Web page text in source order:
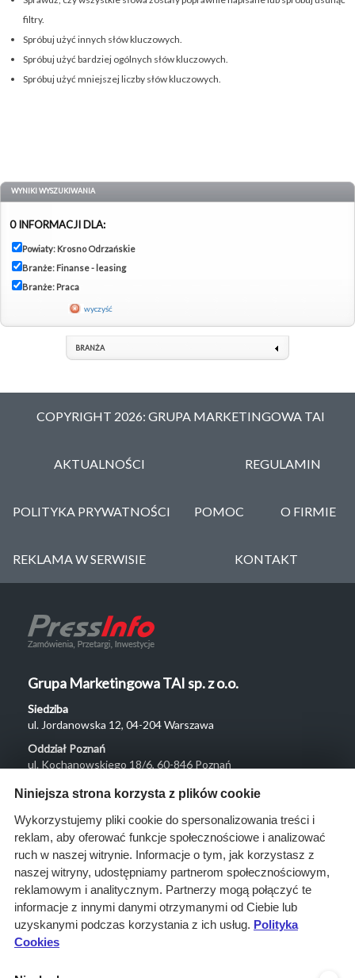
filtry.
Spróbuj użyć innych słów kluczowych.
Spróbuj użyć bardziej ogólnych słów kluczowych.
Spróbuj użyć mniejszej liczby słów kluczowych.
WYNIKI WYSZUKIWANIA
0 INFORMACJI DLA:
Powiaty: Krosno Odrzańskie
Branże: Finanse - leasing
Branże: Praca
wyczyść
BRANŻA
COPYRIGHT 2026: GRUPA MARKETINGOWA TAI
AKTUALNOŚCI REGULAMIN
POLITYKA PRYWATNOŚCI POMOC O FIRMIE
REKLAMA W SERWISIE KONTAKT
Grupa Marketingowa TAI sp. z o.o.
Siedziba
ul. Jordanowska 12, 04-204 Warszawa
Oddział Poznań
ul. Kochanowskiego 18/6, 60-846 Poznań
Menu
O nas
Rozwiązania
Monitoring
przetargów
Raporty
przetargowe
Niniejsza strona korzysta z plików cookie
Wykorzystujemy pliki cookie do spersonalizowania treści i
reklam, aby oferować funkcje społecznościowe i analizować
ruch w naszej witrynie. Informacje o tym, jak korzystasz z
naszej witryny, udostępniamy partnerom społecznościowym,
reklamowym i analitycznym. Partnerzy mogą połączyć te
informacje z innymi danymi otrzymanymi od Ciebie lub
uzyskanymi podczas korzystania z ich usług. Polityka
Cookies